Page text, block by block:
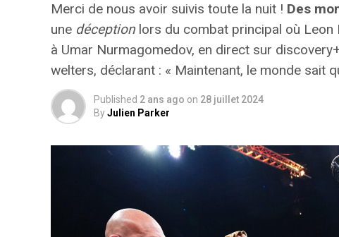
Merci de nous avoir suivis toute la nuit ! Des
une déception lors du combat principal où Leon
à Umar Nurmagomedov, en direct sur
welters, déclarant : « Maintenant, le monde sait
Published 2 ans ago on 28 juillet 2024
ByJulien Parker